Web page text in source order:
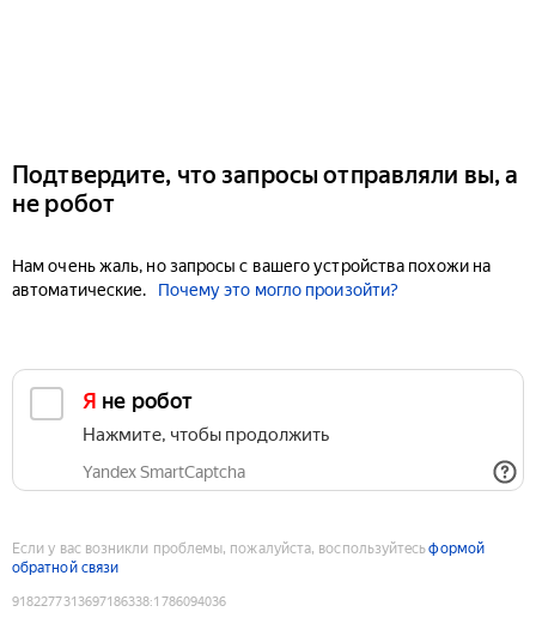
Подтвердите, что запросы отправляли вы, а
не робот
Нам очень жаль, но запросы с вашего устройства похожи на
автоматические.
Почему это могло произойти?
Я не робот
Нажмите, чтобы продолжить
Yandex SmartCaptcha
Если у вас возникли проблемы, пожалуйста, воспользуйтесьформой
обратной связи
9182277313697186338:1786094036